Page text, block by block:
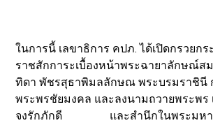
ในการนี้ เลขาธิการ คปภ. ได้เปิดกรวยก
ราชสักการะเบื้องหน้าพระฉายาลักษณ์สม
ทิดา พัชรสุธาพิมลลักษณ พระบรมราชินี
พระพรชัยมงคล และลงนามถวายพระพร
จงรักภักดี และสำนึกในพระมหา